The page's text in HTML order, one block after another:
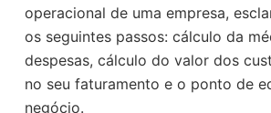
operacional de uma empresa,
os seguintes passos: cálculo da
despesas, cálculo do valor dos
no seu faturamento e o ponto de
negócio.